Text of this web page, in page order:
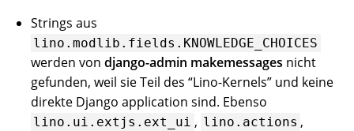
Strings aus
lino.modlib.fields.KNOWLEDGE_CHOICES
werden vondjango-admin makemessages nicht
gefunden, weil sie Teil des “Lino-Kernels” und keine
direkte Django application sind. Ebenso
lino.ui.extjs.ext_ui , lino.actions ,